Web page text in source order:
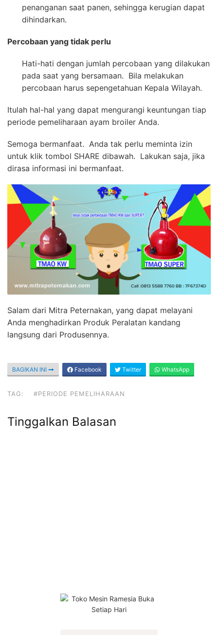
penanganan saat panen, sehingga kerugian dapat
dihindarkan.
Percobaan yang tidak perlu
Hati-hati dengan jumlah percobaan yang dilakukan
pada saat yang bersamaan. Bila melakukan
percobaan harus sepengetahuan Kepala Wilayah.
Itulah hal-hal yang dapat mengurangi keuntungan tiap
periode pemeliharaan ayam broiler Anda.
Semoga bermanfaat. Anda tak perlu meminta izin
untuk klik tombol SHARE dibawah. Lakukan saja, jika
dirasa informasi ini bermanfaat.
Salam dari Mitra Peternakan, yang dapat melayani
Anda menghadirkan Produk Peralatan kandang
langsung dari Produsennya.
BAGIKAN INI Facebook Twitter WhatsApp
TAG: #PERIODE PEMELIHARAAN
Tinggalkan Balasan